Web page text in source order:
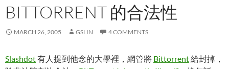
BITTORRENT 的合法性
MARCH 26, 2005 GSLIN 4 COMMENTS
Slashdot有人提到他念的大學裡，網管將 Bittorrent給封掉，